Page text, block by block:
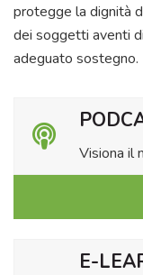
protegge la dignità
dei soggetti aventi
adeguato sostegno.
Visiona il
E-